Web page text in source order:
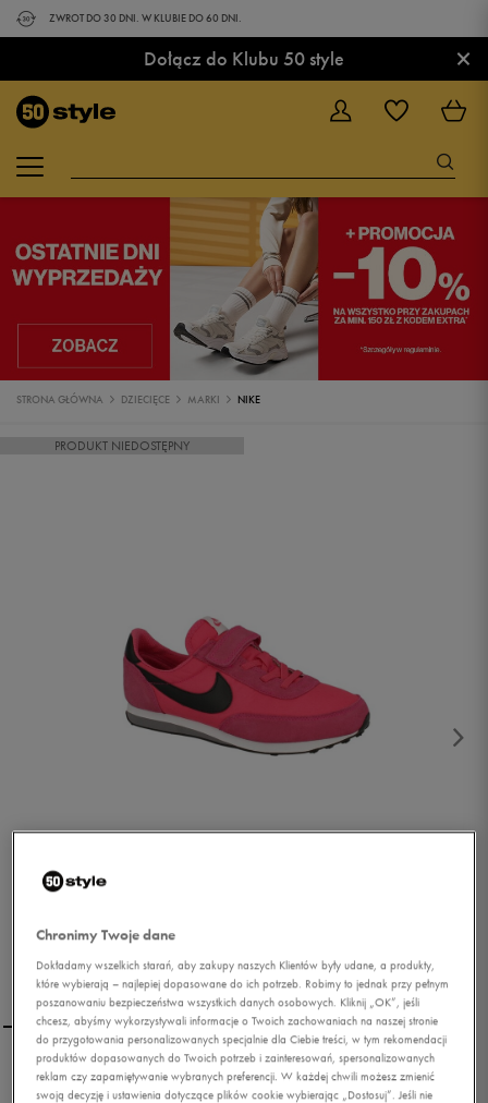
ZWROT DO 30 DNI. W KLUBIE DO 60 DNI.
Dołącz do Klubu 50 style ×
STRONA GŁÓWNA DZIECIĘCE MARKI NIKE
PRODUKT NIEDOSTĘPNY
NIKE ELITE (PS)
Chronimy Twoje dane
Dokładamy wszelkich starań, aby zakupy naszych Klientów były udane, a produkty,
które wybierają – najlepiej dopasowane do ich potrzeb. Robimy to jednak przy pełnym
poszanowaniu bezpieczeństwa wszystkich danych osobowych. Kliknij „OK”, jeśli
chcesz, abyśmy wykorzystywali informacje o Twoich zachowaniach na naszej stronie
do przygotowania personalizowanych specjalnie dla Ciebie treści, w tym rekomendacji
produktów dopasowanych do Twoich potrzeb i zainteresowań, spersonalizowanych
reklam czy zapamiętywanie wybranych preferencji. W każdej chwili możesz zmienić
swoją decyzję i ustawienia dotyczące plików cookie wybierając „Dostosuj”. Jeśli nie